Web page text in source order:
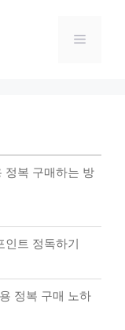
Menu
정복 구매하는 방
인트 정독하기
정복 구매 노하